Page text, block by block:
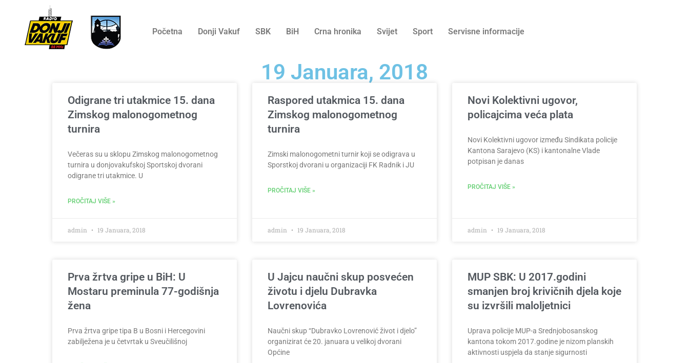
Početna Donji Vakuf SBK BiH Crna hronika Svijet Sport Servisne informacije
19 Januara, 2018
Odigrane tri utakmice 15. dana
Zimskog malonogometnog
turnira
Večeras su u sklopu Zimskog malonogometnog
turnira u donjovakufskoj Sportskoj dvorani
odigrane tri utakmice. U
PROČITAJ VIŠE »
admin 19 Januara, 2018
Raspored utakmica 15. dana
Zimskog malonogometnog
turnira
Zimski malonogometni turnir koji se odigrava u
Sporstkoj dvorani u organizaciji FK Radnik i JU
PROČITAJ VIŠE »
admin 19 Januara, 2018
Novi Kolektivni ugovor,
policajcima veća plata
Novi Kolektivni ugovor između Sindikata policije
Kantona Sarajevo (KS) i kantonalne Vlade
potpisan je danas
PROČITAJ VIŠE »
admin 19 Januara, 2018
Prva žrtva gripe u BiH: U
Mostaru preminula 77-godišnja
žena
Prva žrtva gripe tipa B u Bosni i Hercegovini
zabilježena je u četvrtak u Sveučilišnoj
U Jajcu naučni skup posvećen
životu i djelu Dubravka
Lovrenovića
Naučni skup “Dubravko Lovrenović život i djelo”
organizirat će 20. januara u velikoj dvorani
Općine
MUP SBK: U 2017.godini
smanjen broj krivičnih djela koje
su izvršili maloljetnici
Uprava policije MUP-a Srednjobosanskog
kantona tokom 2017.godine je nizom planskih
aktivnosti uspjela da stanje sigurnosti